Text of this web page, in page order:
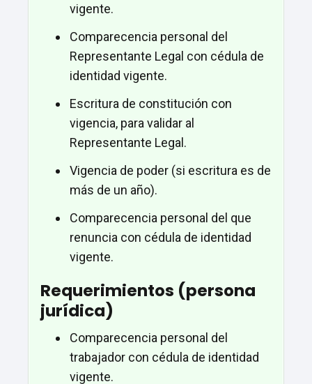
vigente.
Comparecencia personal del
Representante Legal con cédula de
identidad vigente.
Escritura de constitución con
vigencia, para validar al
Representante Legal.
Vigencia de poder (si escritura es de
más de un año).
Comparecencia personal del que
renuncia con cédula de identidad
vigente.
Requerimientos (persona
jurídica)
Comparecencia personal del
trabajador con cédula de identidad
vigente.